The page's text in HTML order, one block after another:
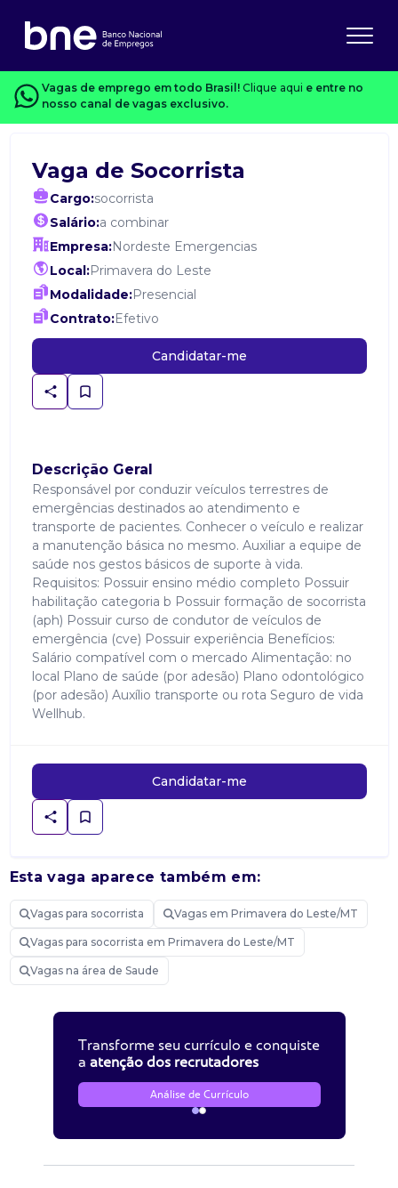
Vagas de emprego em todo Brasil! Clique aqui e entre no
nosso canal de vagas exclusivo.
Vaga de Socorrista
Cargo:socorrista
Salário:a combinar
Empresa:Nordeste Emergencias
Local:Primavera do Leste
Modalidade:Presencial
Contrato:Efetivo
Candidatar-me
Descrição Geral
Responsável por conduzir veículos terrestres de
emergências destinados ao atendimento e
transporte de pacientes. Conhecer o veículo e realizar
a manutenção básica no mesmo. Auxiliar a equipe de
saúde nos gestos básicos de suporte à vida.
Requisitos: Possuir ensino médio completo Possuir
habilitação categoria b Possuir formação de socorrista
(aph) Possuir curso de condutor de veículos de
emergência (cve) Possuir experiência Benefícios:
Salário compatível com o mercado Alimentação: no
local Plano de saúde (por adesão) Plano odontológico
(por adesão) Auxílio transporte ou rota Seguro de vida
Wellhub.
Candidatar-me
Esta vaga aparece também em:
Vagas para socorrista Vagas em Primavera do Leste/MT
Vagas para socorrista em Primavera do Leste/MT
Vagas na área de Saude
Transforme seu currículo e conquiste
a atenção dos recrutadores
Análise de Currículo